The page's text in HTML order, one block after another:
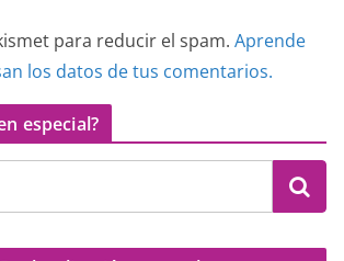
para reducir el spam. Aprende
los datos de tus comentarios.
especial?